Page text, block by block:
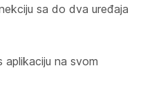
sa do dva uređaja
na svom